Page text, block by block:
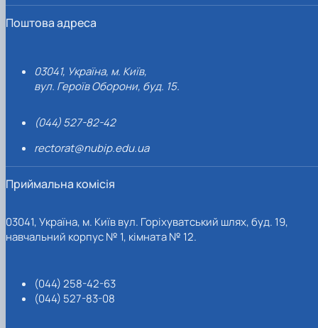
Поштова адреса
03041, Україна, м. Київ,
вул. Героїв Оборони, буд. 15.
(044) 527-82-42
rectorat@nubip.edu.ua
Приймальна комісія
03041, Україна, м. Київ вул. Горіхуватський шлях, буд. 19,
навчальний корпус № 1, кімната № 12.
(044) 258-42-63
(044) 527-83-08